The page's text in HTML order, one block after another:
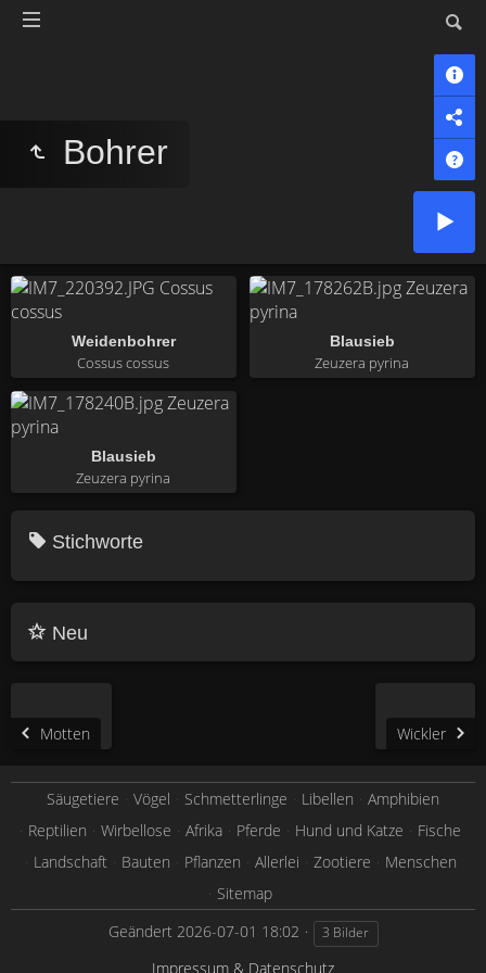
Bohrer
Weidenbohrer
Cossus cossus
Blausieb
Zeuzera pyrina
Blausieb
Zeuzera pyrina
Stichworte
Neu
Motten Wickler
Säugetiere Vögel Schmetterlinge Libellen
Amphibien
Reptilien
Wirbellose Afrika Pferde Hund und Katze
Fische
Landschaft
Bauten Pflanzen Allerlei Zootiere
Menschen
Sitemap
Geändert2026-07-01 18:02 3 Bilder
Impressum & Datenschutz